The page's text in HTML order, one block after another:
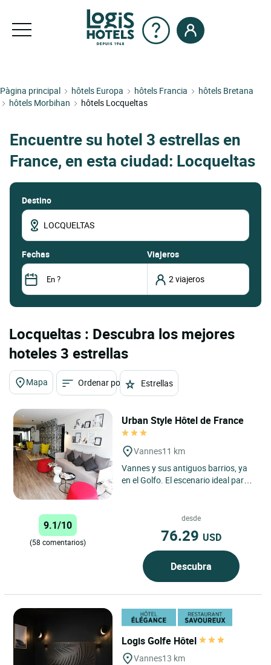
Pàgina principal hôtels Europa hôtels Francia
hôtels Bretana
hôtels Morbihan
hôtels Locqueltas
Encuentre su hotel 3 estrellas en
France, en esta ciudad: Locqueltas
Destino
fechas Viajeros
Locqueltas : Descubra los mejores
hoteles 3 estrellas
Mapa Ordenar por Estrellas
Urban Style Hôtel de France
Vannes11 km
Vannes y sus antiguos barrios, ya
en el Golfo. El escenario ideal para
9.1/10
(58 comentarios)
desde
76.29 USD
Descubra
Logis Golfe Hôtel
Vannes13 km